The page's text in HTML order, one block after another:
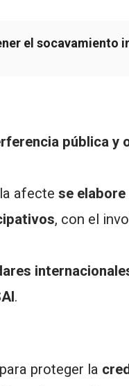
el socavamiento
pública y
afecte se
, con el
.
proteger la